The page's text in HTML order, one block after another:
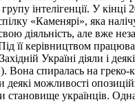
інтелігенції. У
«Каменярі», яка
діяльність, але вже
її керівництвом
Україні діяли і деякі
Вона спиралась на греко-
можливості
становище українців.